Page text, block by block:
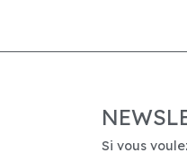
Si vous